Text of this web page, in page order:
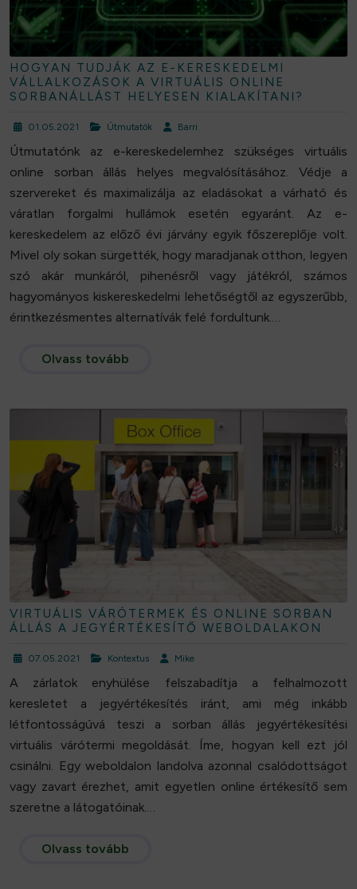
HOGYAN TUDJÁK AZ E-KERESKEDELMI
VÁLLALKOZÁSOK A VIRTUÁLIS ONLINE
SORBANÁLLÁST HELYESEN KIALAKÍTANI?
01.05.2021 Útmutatók Barri
Útmutatónk az e-kereskedelemhez szükséges virtuális
online sorban állás helyes megvalósításához. Védje a
szervereket és maximalizálja az eladásokat a várható és
váratlan forgalmi hullámok esetén egyaránt. Az e-
kereskedelem az előző évi járvány egyik főszereplője volt.
Mivel oly sokan sürgették, hogy maradjanak otthon, legyen
szó akár munkáról, pihenésről vagy játékról, számos
hagyományos kiskereskedelmi lehetőségtől az egyszerűbb,
érintkezésmentes alternatívák felé fordultunk.…
Olvass tovább
VIRTUÁLIS VÁRÓTERMEK ÉS ONLINE SORBAN
ÁLLÁS A JEGYÉRTÉKESÍTŐ WEBOLDALAKON
07.05.2021 Kontextus Mike
A zárlatok enyhülése felszabadítja a felhalmozott
keresletet a jegyértékesítés iránt, ami még inkább
létfontosságúvá teszi a sorban állás jegyértékesítési
virtuális várótermi megoldását. Íme, hogyan kell ezt jól
csinálni. Egy weboldalon landolva azonnal csalódottságot
vagy zavart érezhet, amit egyetlen online értékesítő sem
szeretne a látogatóinak.…
Olvass tovább